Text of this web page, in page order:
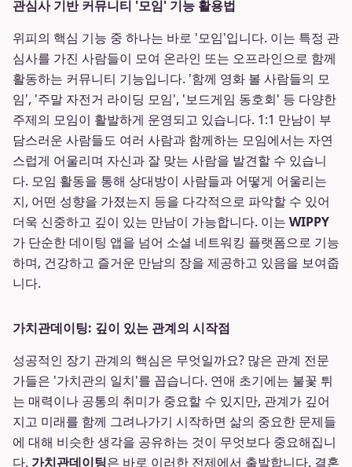
관심사 기반 커뮤니티 '모임' 기능 활용법
위피의 핵심 기능 중 하나는 바로 '모임'입니다. 이는 특정 관
심사를 가진 사람들이 모여 온라인 또는 오프라인으로 함께
활동하는 커뮤니티 기능입니다. '함께 영화 볼 사람들의 모
임', '주말 자전거 라이딩 모임', '보드게임 동호회' 등 다양한
주제의 모임이 활발하게 운영되고 있습니다. 1:1 만남이 부
담스러운 사람들도 여러 사람과 함께하는 모임에서는 자연
스럽게 어울리며 자신과 잘 맞는 사람을 발견할 수 있습니
다. 모임 활동을 통해 상대방이 사람들과 어떻게 어울리는
지, 어떤 성향을 가졌는지 등을 다각적으로 파악할 수 있어
더욱 신중하고 깊이 있는 만남이 가능합니다. 이는 WIPPY
가 단순한 데이팅 앱을 넘어 소셜 네트워킹 플랫폼으로 기능
하며, 건강하고 즐거운 만남의 장을 제공하고 있음을 보여줍
니다.
가치관데이팅: 깊이 있는 관계의 시작점
성공적인 장기 관계의 핵심은 무엇일까요? 많은 관계 전문
가들은 '가치관의 일치'를 꼽습니다. 연애 초기에는 불꽃 튀
는 매력이나 공통의 취미가 중요할 수 있지만, 관계가 깊어
지고 미래를 함께 그려나가기 시작하면 삶의 중요한 문제들
에 대해 비슷한 생각을 공유하는 것이 무엇보다 중요해집니
다. 가치관데이팅은 바로 이러한 전제에서 출발합니다. 결혼